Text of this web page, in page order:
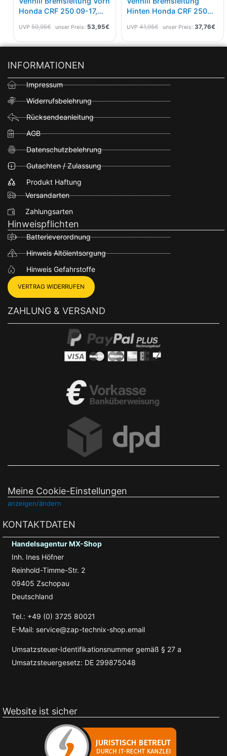
Honda CRF 250 09-17,
UVP 59,95€ unser Preis: 53,95€
Hinten Honda CRF 250
UVP 41,95€ unser Preis: 37,76€
INFORMATIONEN
Impressum
Widerrufsbelehrung
Rücksendeanleitung
AGB
Datenschutzbelehrung
Gutachten / Zulassung
Produkt Haftung
Versandarten
Zahlungsarten
Hinweispflichten
Batterieverordnung
Hinweis Altölentsorgung
Hinweis Gefahrstoffe
VERTRAG WIDERRUFEN
ZAHLUNG & VERSAND
Meine Cookie-Einstellungen
anzeigen/ändern
KONTAKTDATEN
Handelsagentur MX-Shop
Inh. Ines Höfner
Reinhold-Timme-Str. 2
09405 Zschopau
Deutschland
Tel.: +49 (0) 3725 80021
E-Mail: service@zap-technix-shop.email
Umsatzsteuer-Identifikationsnummer gemäß § 27 a
Umsatzsteuergesetz: DE 299875048
Website ist sicher